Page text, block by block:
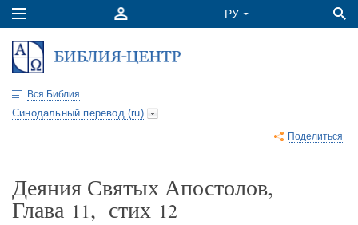
Вся Библия
Синодальный перевод (ru)
Поделиться
Деяния Святых Апостолов,
Глава 11, стих 12